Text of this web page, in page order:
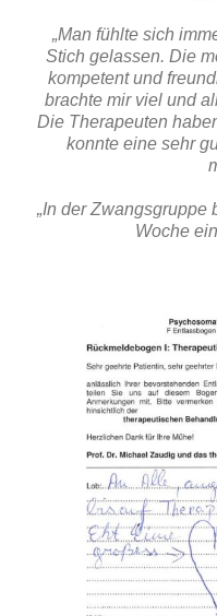
„Man fühlte sich
Stich gelassen. Die
kompetent und
brachte mir viel und
Die Therapeuten
konnte eine sehr
„In der Zwangsgruppe
Woche